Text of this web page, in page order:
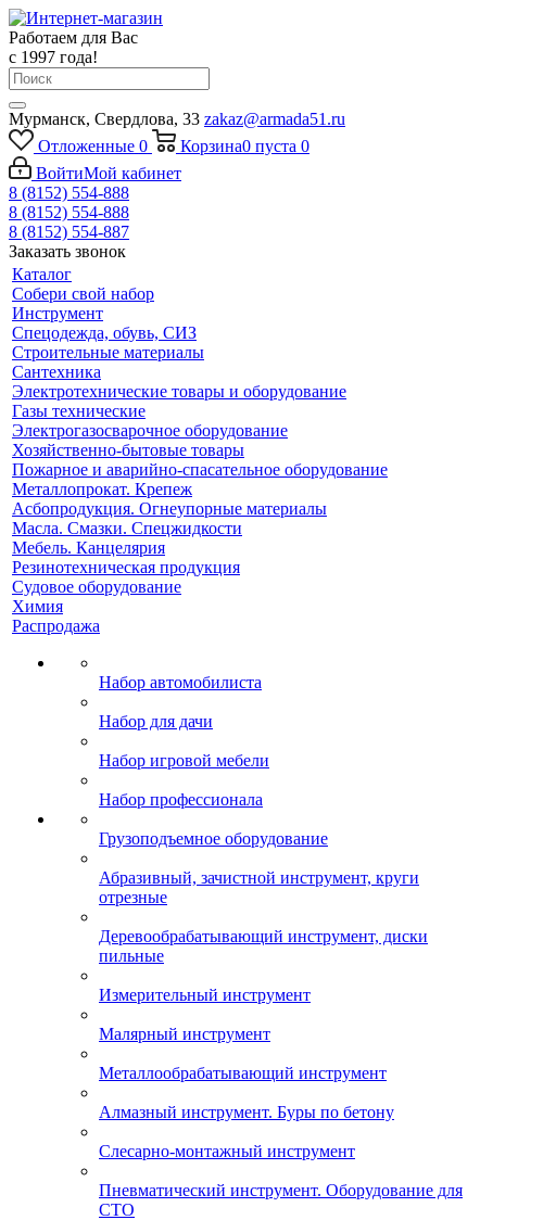
Работаем для Вас
с 1997 года!
Мурманск, Свердлова, 33 zakaz@armada51.ru
Отложенные 0 Корзина0 пуста 0
ВойтиМой кабинет
8 (8152) 554-888
8 (8152) 554-888
8 (8152) 554-887
Заказать звонок
Каталог
Собери свой набор
Инструмент
Спецодежда, обувь, СИЗ
Строительные материалы
Сантехника
Электротехнические товары и оборудование
Газы технические
Электрогазосварочное оборудование
Хозяйственно-бытовые товары
Пожарное и аварийно-спасательное оборудование
Металлопрокат. Крепеж
Асбопродукция. Огнеупорные материалы
Масла. Смазки. Спецжидкости
Мебель. Канцелярия
Резинотехническая продукция
Судовое оборудование
Химия
Распродажа
Набор автомобилиста
Набор для дачи
Набор игровой мебели
Набор профессионала
Грузоподъемное оборудование
Абразивный, зачистной инструмент, круги
отрезные
Деревообрабатывающий инструмент, диски
пильные
Измерительный инструмент
Малярный инструмент
Металлообрабатывающий инструмент
Алмазный инструмент. Буры по бетону
Слесарно-монтажный инструмент
Пневматический инструмент. Оборудование для
СТО